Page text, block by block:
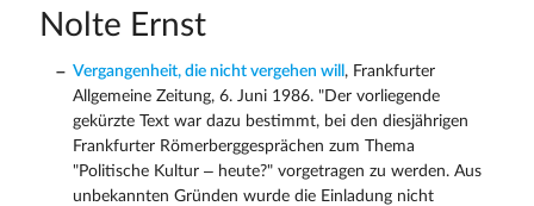
Nolte Ernst
Vergangenheit, die nicht vergehen will , Frankfurter
Allgemeine Zeitung, 6. Juni 1986. "Der vorliegende
gekürzte Text war dazu bestimmt, bei den diesjährigen
Frankfurter Römerberggesprächen zum Thema
"Politische Kultur – heute?" vorgetragen zu werden. Aus
unbekannten Gründen wurde die Einladung nicht